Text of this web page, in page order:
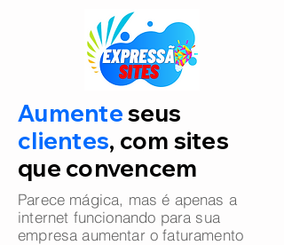
Aumenteseus
clientes, com sites
que convencem
Parece mágica, mas é apenas a
internet funcionando para sua
empresa aumentar o faturamento